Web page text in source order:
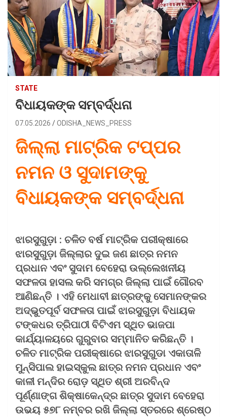
STATE
ବିଧାୟକଙ୍କ ସମ୍ବର୍ଦ୍ଧନା
07.05.2026 ODISHA_NEWS_PRESS
ଜିଲ୍ଲା ମାଟ୍ରିକ ଟପ୍ପର
ନମନ ଓ ସୁଦାମଙ୍କୁ
ବିଧାୟକଙ୍କ ସମ୍ବର୍ଦ୍ଧନା
​ଝାରସୁଗୁଡ଼ା : ଚଳିତ ବର୍ଷ ମାଟ୍ରିକ ପରୀକ୍ଷାରେ
ଝାରସୁଗୁଡ଼ା ଜିଲ୍ଲାର ଦୁଇ ଜଣ ଛାତ୍ର ନମନ
ପ୍ରଧାନ ଏବଂ ସୁଦାମ ବେହେରା ଉଲ୍ଲେଖନୀୟ
ସଫଳତା ହାସଲ କରି ସମଗ୍ର ଜିଲ୍ଲା ପାଇଁ ଗୌରବ
ଆଣିଛନ୍ତି । ଏହି ମେଧାବୀ ଛାତ୍ରଙ୍କୁ ସେମାନଙ୍କର
ଅଦ୍ଭୁତପୂର୍ବ ସଫଳତା ପାଇଁ ଝାରସୁଗୁଡ଼ା ବିଧାୟକ
ଟଙ୍କଧର ତ୍ରିପାଠୀ ବିଟିଏମ ସ୍ଥିତ ଭାଜପା
କାର୍ଯ୍ୟାଳୟରେ ଗୁରୁବାର ସମ୍ମାନିତ କରିଛନ୍ତି ।​
ଚଳିତ ମାଟ୍ରିକ ପରୀକ୍ଷାରେ ଝାରସୁଗୁଡା ଏକାତାଳି
ମୁନ୍ସିପାଲ ହାଇସ୍କୁଲ ଛାତ୍ର ନମନ ପ୍ରଧାନ ଏବଂ
କାଳୀ ମନ୍ଦିର ରୋଡ଼ ସ୍ଥିତ ଶ୍ରୀ ଅରବିନ୍ଦ
ପୂର୍ଣ୍ଣାଙ୍ଗ ଶିକ୍ଷାକେନ୍ଦ୍ର ଛାତ୍ର ସୁଦାମ ବେହେରା
ଉଭୟ ୫୭୮ ନମ୍ବର ରଖି ଜିଲ୍ଲା ସ୍ତରରେ ଶ୍ରେଷ୍ଠ